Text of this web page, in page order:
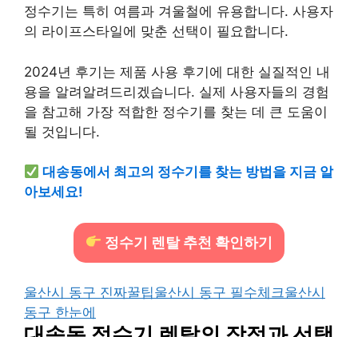
정수기는 특히 여름과 겨울철에 유용합니다. 사용자
의 라이프스타일에 맞춘 선택이 필요합니다.
2024년 후기는 제품 사용 후기에 대한 실질적인 내
용을 알려알려드리겠습니다. 실제 사용자들의 경험
을 참고해 가장 적합한 정수기를 찾는 데 큰 도움이
될 것입니다.
대송동에서 최고의 정수기를 찾는 방법을 지금 알
아보세요!
정수기 렌탈 추천 확인하기
울산시 동구 진짜꿀팁울산시 동구 필수체크울산시
동구 한눈에